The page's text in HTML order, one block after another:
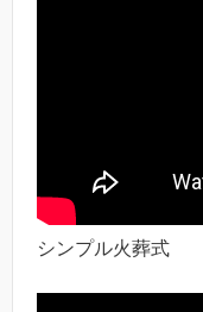
シンプル火葬式